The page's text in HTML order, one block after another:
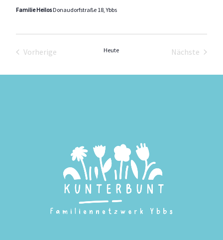
Familie HeilosDonaudorfstraße 18, Ybbs
Vorherige
Heute
Nächste